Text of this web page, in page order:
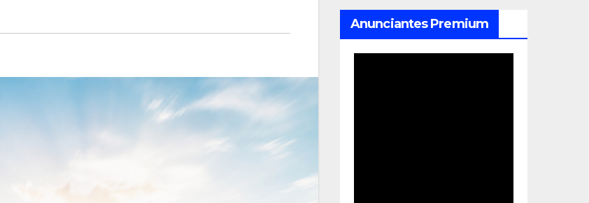
Anunciantes Premium